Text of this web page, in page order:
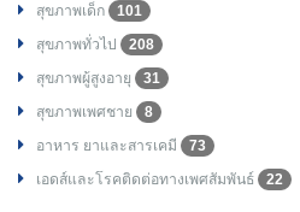
สุขภาพเด็ก
101
สุขภาพทั่วไป
208
สุขภาพผู้สูงอายุ
31
สุขภาพเพศชาย
8
อาหาร ยาและสารเคมี
73
เอดส์และโรคติดต่อทางเพศสัมพันธ์
22